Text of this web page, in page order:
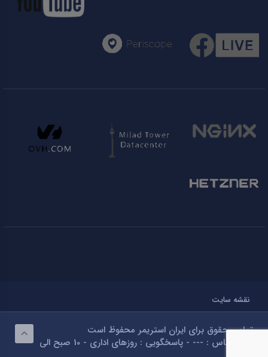
نقشه سایت
تمامی حقوق برای ایران استریمر محفوظ است
تلفن تماس : --- - پاسخگویی : روزهای اداری - 10 صبح الی